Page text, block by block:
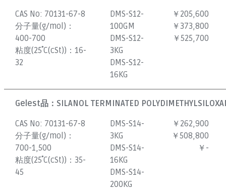
CAS No: 70131-67-8
分子量(g/mol)：
400-700
粘度(25˚C(cSt))：16-
32
DMS-S12-
100GM
DMS-S12-
3KG
DMS-S12-
16KG
￥205,600
￥373,800
￥525,700
Gelest品： SILANOL TERMINATED
CAS No: 70131-67-8
分子量(g/mol)：
700-1,500
粘度(25˚C(cSt))：35-
45
DMS-S14-
3KG
DMS-S14-
16KG
DMS-S14-
200KG
￥262,900
￥508,800
￥-